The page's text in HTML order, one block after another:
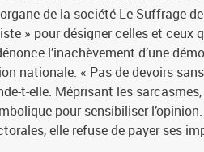
de la société Le Suffrage
» pour désigner celles et ceux
l’inachèvement d’une
nationale. « Pas de devoirs
t-elle. Méprisant les
pour sensibiliser
elle refuse de payer ses